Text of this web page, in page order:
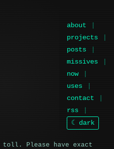
about
projects
posts
missives
now
uses
contact
rss
☾ dark
toll. Please have exact